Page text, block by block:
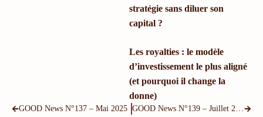
stratégie sans diluer son
capital ?
Les royalties : le modèle
d’investissement le plus aligné
(et pourquoi il change la
donne)
GOOD News N°137 – Mai 2025 GOOD News N°139 – Juillet 2025